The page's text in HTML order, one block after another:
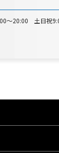
～20:00 土日祝